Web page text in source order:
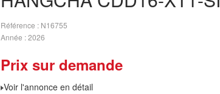
Référence
N16755
Année 2026
Prix sur demande
Voir l'annonce en détail